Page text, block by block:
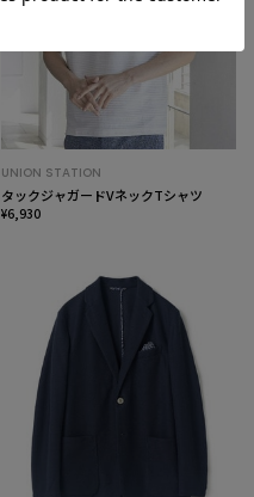
UNION STATION
タックジャガードVネックTシャツ
¥6,930